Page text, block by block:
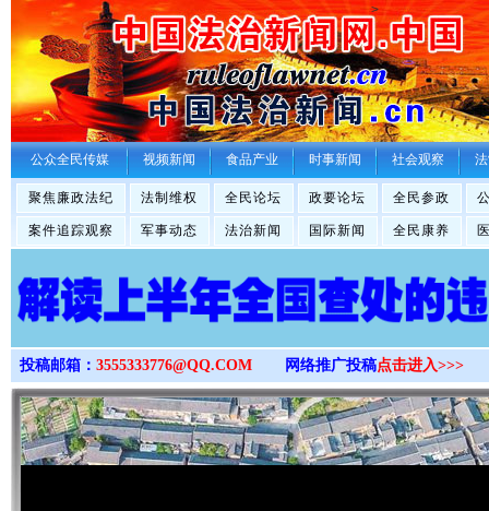
>
公众全民传媒 视频新闻 食品产业 时事新闻 社会观察
聚焦廉政法纪 法制维权 全民论坛 政要论坛 全民参政
案件追踪观察 军事动态 法治新闻 国际新闻 全民康养
投稿邮箱： 3555333776@QQ.COM 网络推广投稿点击进入>>>